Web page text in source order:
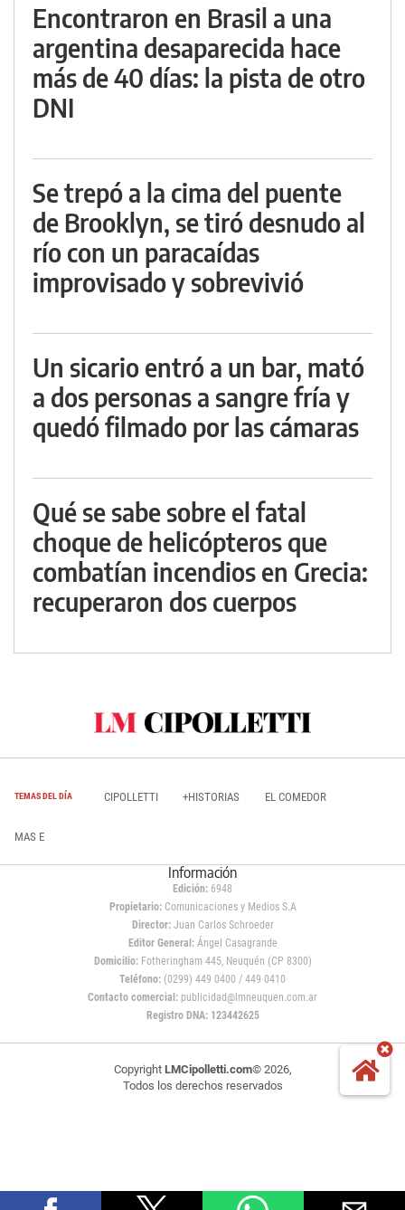
Encontraron en Brasil a una
argentina desaparecida hace
más de 40 días: la pista de otro
DNI
Se trepó a la cima del puente
de Brooklyn, se tiró desnudo al
río con un paracaídas
improvisado y sobrevivió
Un sicario entró a un bar, mató
a dos personas a sangre fría y
quedó filmado por las cámaras
Qué se sabe sobre el fatal
choque de helicópteros que
combatían incendios en Grecia:
recuperaron dos cuerpos
TEMAS DEL DÍA CIPOLLETTI +HISTORIAS EL COMEDOR
MAS E
Información
Edición: 6948
Propietario:Comunicaciones y Medios S.A
Director: Juan Carlos Schroeder
Editor General:Ángel Casagrande
Domicilio:Fotheringham 445, Neuquén (CP 8300)
Teléfono: (0299) 449 0400 / 449 0410
Contacto comercial: publicidad@lmneuquen.com.ar
Registro DNA: 123442625
Copyright LMCipolletti.com© 2026,
Todos los derechos reservados